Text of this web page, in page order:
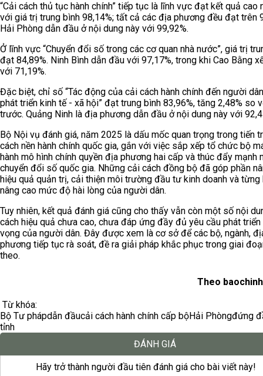
“Cải cách thủ tục hành chính” tiếp tục là lĩnh vực đạt kết quả cao
với giá trị trung bình 98,14%; tất cả các địa phương đều đạt trên
Hải Phòng dẫn đầu ở nội dung này với 99,92%.
Ở lĩnh vực “Chuyển đổi số trong các cơ quan nhà nước”, giá trị
đạt 84,89%. Ninh Bình dẫn đầu với 97,17%, trong khi Cao Bằng
với 71,19%.
Đặc biệt, chỉ số “Tác động của cải cách hành chính đến người
phát triển kinh tế - xã hội” đạt trung bình 83,96%, tăng 2,48% so
trước. Quảng Ninh là địa phương dẫn đầu ở nội dung này với
Bộ Nội vụ đánh giá, năm 2025 là dấu mốc quan trọng trong tiến
cách nền hành chính quốc gia, gắn với việc sắp xếp tổ chức bộ
hành mô hình chính quyền địa phương hai cấp và thúc đẩy mạnh
chuyển đổi số quốc gia. Những cải cách đồng bộ đã góp phần
hiệu quả quản trị, cải thiện môi trường đầu tư kinh doanh và
nâng cao mức độ hài lòng của người dân.
Tuy nhiên, kết quả đánh giá cũng cho thấy vẫn còn một số nội
cách hiệu quả chưa cao, chưa đáp ứng đầy đủ yêu cầu phát triển
vọng của người dân. Đây được xem là cơ sở để các bộ, ngành,
phương tiếp tục rà soát, đề ra giải pháp khắc phục trong giai
theo.
Theo
Từ khóa:
Bộ Tư phápdẫn đầucải cách hành chính cấp bộHải Phòngđứng
tỉnh
ĐÁNH GIÁ
Hãy trở thành người đầu tiên đánh giá cho bài viết này!